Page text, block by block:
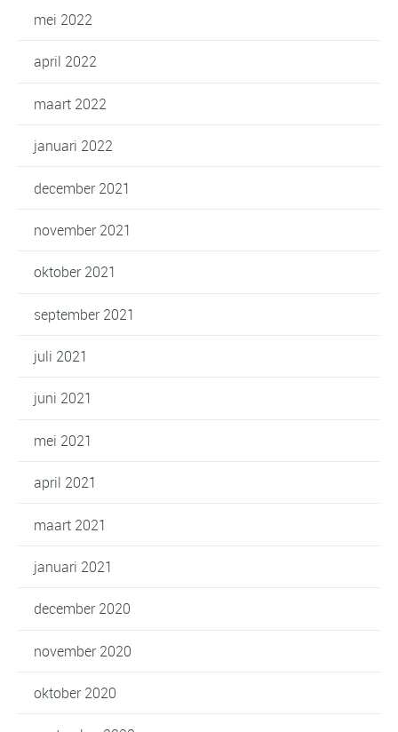
mei 2022
april 2022
maart 2022
januari 2022
december 2021
november 2021
oktober 2021
september 2021
juli 2021
juni 2021
mei 2021
april 2021
maart 2021
januari 2021
december 2020
november 2020
oktober 2020